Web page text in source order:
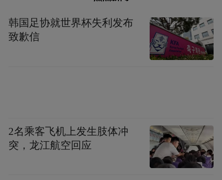
科技
韩国足协就世界杯失利发布
致歉信
2名乘客飞机上发生肢体冲
突，龙江航空回应